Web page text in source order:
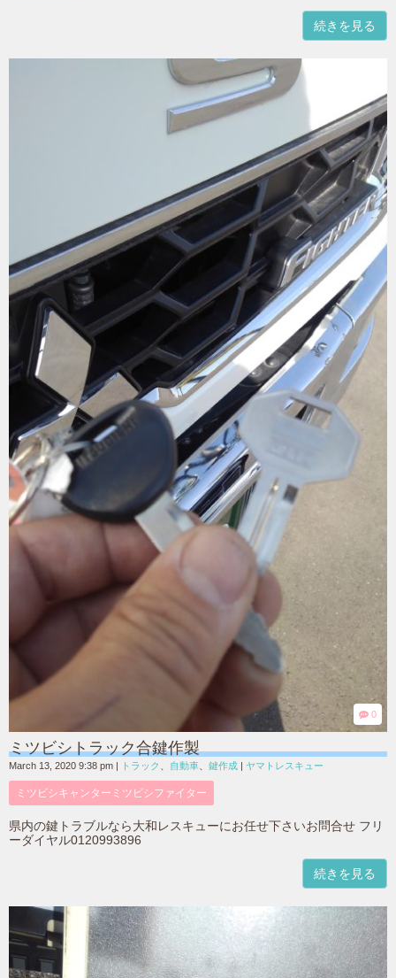
続きを見る
0
ミツビシトラック合鍵作製
March 13, 2020 9:38 pm トラック 自動車 鍵作成 ヤマトレスキュー
ミツビシキャンターミツビシファイター
県内の鍵トラブルなら大和レスキューにお任せ下さいお問合せ フリ
ーダイヤル0120993896
続きを見る